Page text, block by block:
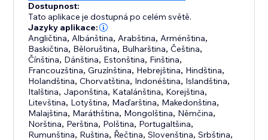
Dostupnost:
Tato aplikace je dostupná po celém světě.
Jazyky aplikace:
Angličtina, Albánština, Arabština, Arménština,
Baskičtina, Běloruština, Bulharština,Čeština,
Čínština, Dánština, Estonština, Finština,
Francouzština,Gruzínština, Hebrejština, Hindština,
Holandština,Chorvatština, Indonéština, Islandština,
Italština, Japonština, Katalánština, Korejština,
Litevština, Lotyština, Maďarština, Makedonština,
Malajština, Maráthština, Mongolština, Němčina,
Norština, Perština, Polština, Portugaltšina,
Rumunština, Ruština, Řečtina,Slovenština,Srbština,